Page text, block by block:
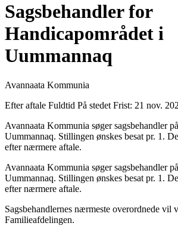
Sagsbehandler for
Handicapområdet i
Uummannaq
Avannaata Kommunia
Efter aftale Fuldtid På stedet Frist: 21 nov.
Avannaata Kommunia søger sagsbehandler
Uummannaq. Stillingen ønskes besat pr. 1.
efter nærmere aftale.
Avannaata Kommunia søger sagsbehandler
Uummannaq. Stillingen ønskes besat pr. 1.
efter nærmere aftale.
Sagsbehandlernes nærmeste overordnede vil
Familieafdelingen.